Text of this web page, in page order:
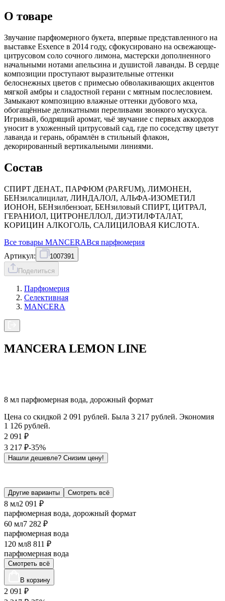
О товаре
Звучание парфюмерного букета, впервые представленного на
выставке Esxence в 2014 году, сфокусировано на освежающе-
цитрусовом соло сочного лимона, мастерски дополненного
начальными нотами апельсина и душистой лаванды. В сердце
композиции проступают выразительные оттенки
белоснежных цветов с примесью обволакивающих акцентов
мягкой амбры и сладостной герани с мятным послесловием.
Замыкают композицию влажные оттенки дубового мха,
обогащённые деликатными переливами звонкого мускуса.
Игривый, бодрящий аромат, чьё звучание с первых аккордов
уносит в ухоженный цитрусовый сад, где по соседству цветут
лаванда и герань, обрамлён в стильный флакон,
декорированный вертикальными линиями.
Состав
СПИРТ ДЕНАТ., ПАРФЮМ (PARFUM), ЛИМОНЕН,
БЕНзилсалицилат, ЛИНДАЛОЛ, АЛЬФА-ИЗОМЕТИЛ
ИОНОН, БЕНзилбензоат, БЕНзиловый СПИРТ, ЦИТРАЛ,
ГЕРАНИОЛ, ЦИТРОНЕЛЛОЛ, ДИЭТИЛФТАЛАТ,
КОРИЦИН АЛКОГОЛЬ, САЛИЦИЛОВАЯ КИСЛОТА.
Все товары MANCERAВся парфюмерия
Артикул:
1007391
Поделиться
Парфюмерия
Селективная
MANCERA
MANCERA LEMON LINE
8 мл парфюмерная вода, дорожный формат
Цена со скидкой 2 091 рублей. Была 3 217 рублей. Экономия
1 126 рублей.
2 091 ₽
3 217 ₽-35%
Нашли дешевле? Снизим цену!
Другие варианты Смотреть всё
8 мл2 091 ₽
парфюмерная вода, дорожный формат
60 мл7 282 ₽
парфюмерная вода
120 мл8 811 ₽
парфюмерная вода
Смотреть всё
В корзину
2 091 ₽